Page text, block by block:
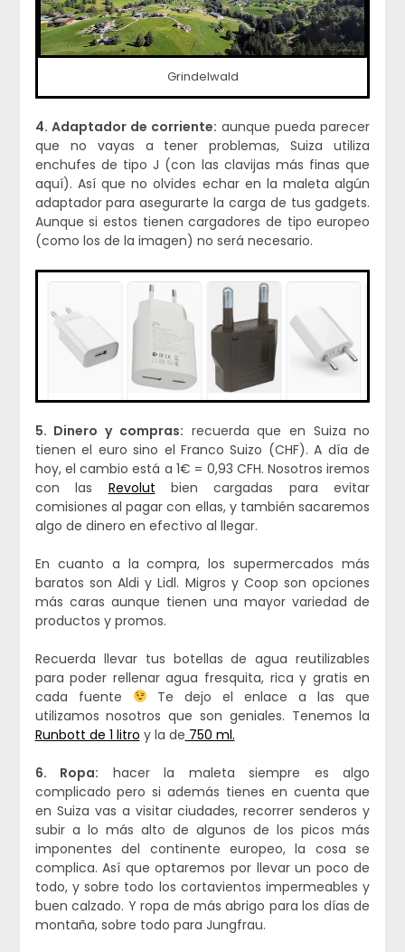
Grindelwald
4. Adaptador de corriente: aunque pueda parecer
que no vayas a tener problemas, Suiza utiliza
enchufes de tipo J (con las clavijas más finas que
aquí). Así que no olvides echar en la maleta algún
adaptador para asegurarte la carga de tus gadgets.
Aunque si estos tienen cargadores de tipo europeo
(como los de la imagen) no será necesario.
5. Dinero y compras: recuerda que en Suiza no
tienen el euro sino el Franco Suizo (CHF). A día de
hoy, el cambio está a 1€ = 0,93 CFH. Nosotros iremos
con las Revolut bien cargadas para evitar
comisiones al pagar con ellas, y también sacaremos
algo de dinero en efectivo al llegar.
En cuanto a la compra, los supermercados más
baratos son Aldi y Lidl. Migros y Coop son opciones
más caras aunque tienen una mayor variedad de
productos y promos.
Recuerda llevar tus botellas de agua reutilizables
para poder rellenar agua fresquita, rica y gratis en
cada fuente
Te dejo el enlace a las que
utilizamos nosotros que son geniales. Tenemos la
Runbott de 1 litro y la de 750 ml.
6. Ropa: hacer la maleta siempre es algo
complicado pero si además tienes en cuenta que
en Suiza vas a visitar ciudades, recorrer senderos y
subir a lo más alto de algunos de los picos más
imponentes del continente europeo, la cosa se
complica. Así que optaremos por llevar un poco de
todo, y sobre todo los cortavientos impermeables y
buen calzado. Y ropa de más abrigo para los días de
montaña, sobre todo para Jungfrau.